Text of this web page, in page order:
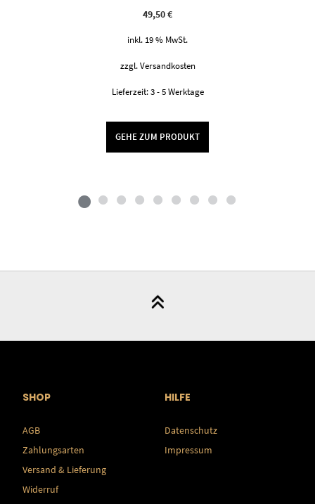
49,50€
inkl. 19 % MwSt.
zzgl. Versandkosten
Lieferzeit: 3 - 5 Werktage
GEHE ZUM PRODUKT
SHOP
AGB
Zahlungsarten
Versand & Lieferung
Widerruf
HILFE
Datenschutz
Impressum